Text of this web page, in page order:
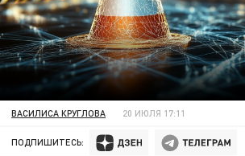
ВАСИЛИСА КРУГЛОВА 20 ИЮЛЯ 17:11
ПОДПИШИТЕСЬ: